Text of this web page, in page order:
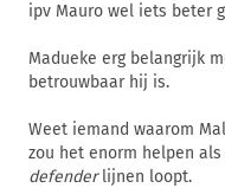
ipv Mauro wel iets beter
Madueke erg belangrijk
betrouwbaar hij is.
Weet iemand waarom
zou het enorm helpen als
defenderlijnen loopt.